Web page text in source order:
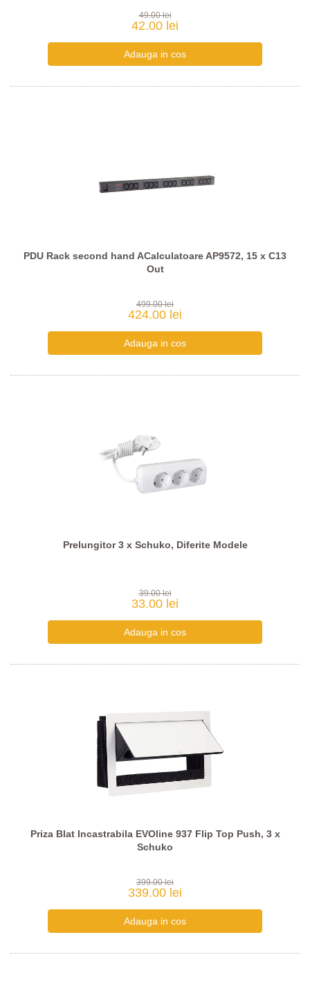
49.00 lei
42.00 lei
PDU Rack second hand ACalculatoare AP9572, 15 x C13
Out
499.00 lei
424.00 lei
Prelungitor 3 x Schuko, Diferite Modele
39.00 lei
33.00 lei
Priza Blat Incastrabila EVOline 937 Flip Top Push, 3 x
Schuko
399.00 lei
339.00 lei